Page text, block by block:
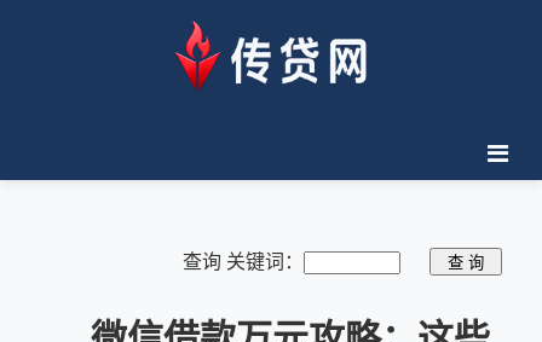
查询 关键词：